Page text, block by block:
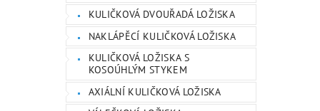
KULIČKOVÁ DVOUŘADÁ LOŽISKA
NAKLÁPĚCÍ KULIČKOVÁ LOŽISKA
KULIČKOVÁ LOŽISKA S
KOSOÚHLÝM STYKEM
AXIÁLNÍ KULIČKOVÁ LOŽISKA